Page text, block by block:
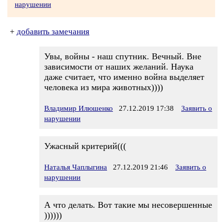
нарушении
+ добавить замечания
Увы, войны - наш спутник. Вечный. Вне
зависимости от наших желаний. Наука
даже считает, что именно война выделяет
человека из мира животных))))
Владимир Илюшенко 27.12.2019 17:38
Заявить о
нарушении
Ужасный критерий(((
Наталья Чаплыгина 27.12.2019 21:46
Заявить о
нарушении
А что делать. Вот такие мы несовершенные
))))))